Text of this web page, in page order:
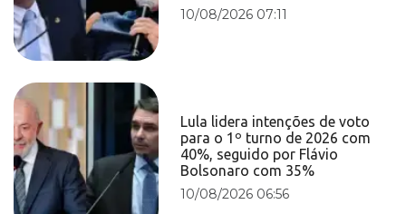
10/08/2026 07:11
Lula lidera intenções de voto
para o 1º turno de 2026 com
40%, seguido por Flávio
Bolsonaro com 35%
10/08/2026 06:56